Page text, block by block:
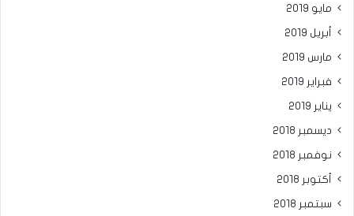
مايو 2019
أبريل 2019
مارس 2019
فبراير 2019
يناير 2019
ديسمبر 2018
نوفمبر 2018
أكتوبر 2018
سبتمبر 2018